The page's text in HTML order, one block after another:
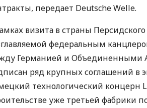
передает Deutsche Welle.
визита в страны
федеральным
Германией и Объединенными
ряд крупных соглашений в
технологический концерн
уже третьей фабрики